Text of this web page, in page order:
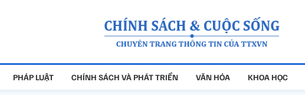
PHÁP LUẬT CHÍNH SÁCH VÀ PHÁT TRIỂN VĂN HÓA KHOA HỌC